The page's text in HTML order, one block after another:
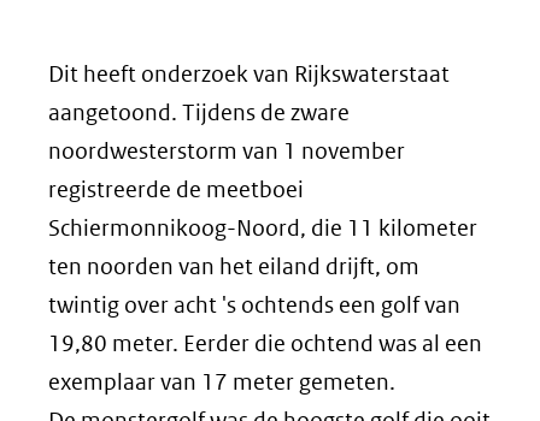
Dit heeft onderzoek van Rijkswaterstaat
aangetoond. Tijdens de zware
noordwesterstorm van 1 november
registreerde de meetboei
Schiermonnikoog-Noord, die 11 kilometer
ten noorden van het eiland drijft, om
twintig over acht 's ochtends een golf van
19,80 meter. Eerder die ochtend was al een
exemplaar van 17 meter gemeten.